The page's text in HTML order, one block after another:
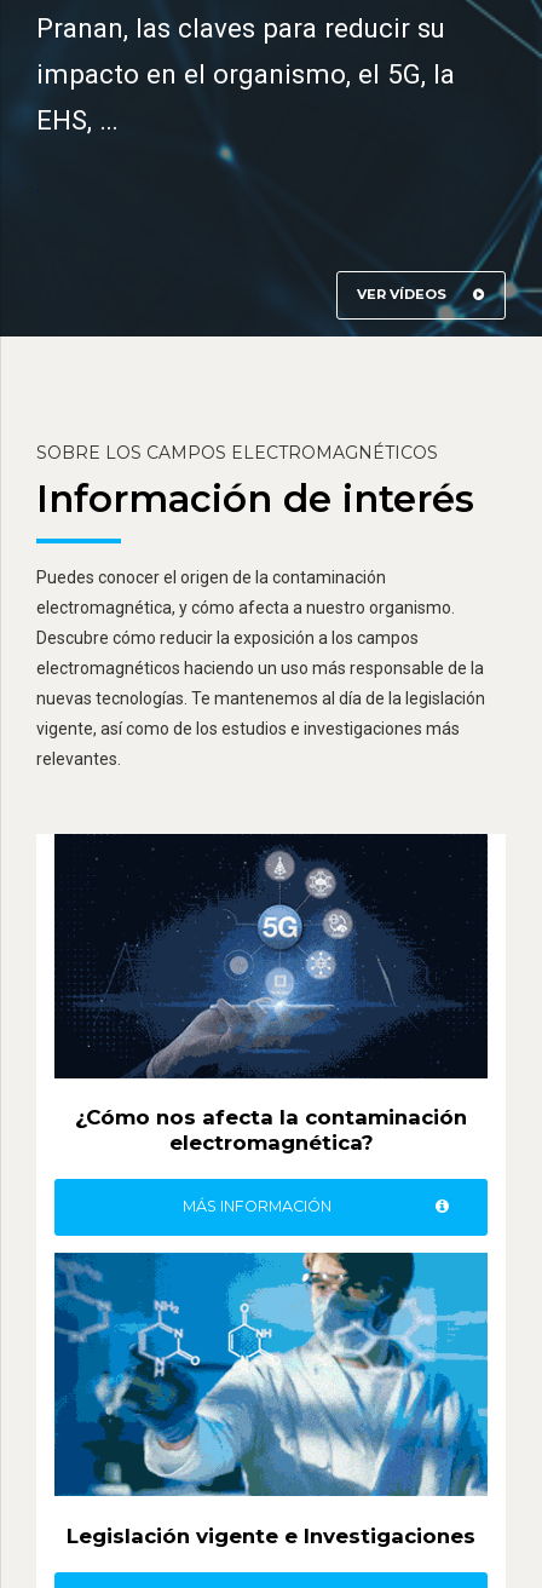
Pranan, las claves para reducir su
impacto en el organismo, el 5G, la
EHS, …
VER VÍDEOS
SOBRE LOS CAMPOS ELECTROMAGNÉTICOS
Información de interés
Puedes conocer el origen de la contaminación
electromagnética, y cómo afecta a nuestro organismo.
Descubre cómo reducir la exposición a los campos
electromagnéticos haciendo un uso más responsable de la
nuevas tecnologías. Te mantenemos al día de la legislación
vigente, así como de los estudios e investigaciones más
relevantes.
¿Cómo nos afecta la contaminación
electromagnética?
MÁS INFORMACIÓN
Legislación vigente e Investigaciones